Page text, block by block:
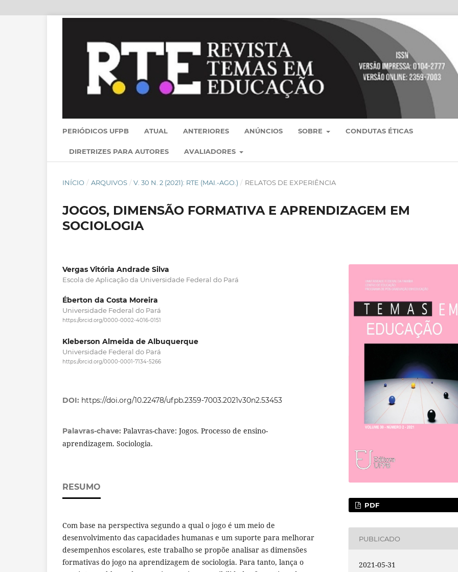
PERIÓDICOS UFPB ATUAL ANTERIORES ANÚNCIOS SOBRE CONDUTAS ÉTICAS
DIRETRIZES PARA AUTORES AVALIADORES
INÍCIO / ARQUIVOS / V. 30 N. 2 (2021): RTE (MAI.-AGO.) / RELATOS DE EXPERIÊNCIA
JOGOS, DIMENSÃO FORMATIVA E APRENDIZAGEM EM
SOCIOLOGIA
Vergas Vitória Andrade Silva
Escola de Aplicação da Universidade Federal do Pará
Éberton da Costa Moreira
Universidade Federal do Pará
https://orcid.org/0000-0002-4016-0151
Kleberson Almeida de Albuquerque
Universidade Federal do Pará
https://orcid.org/0000-0001-7134-5266
DOI: https://doi.org/10.22478/ufpb.2359-7003.2021v30n2.53453
Palavras-chave: Palavras-chave: Jogos. Processo de ensino-
aprendizagem. Sociologia.
RESUMO
Com base na perspectiva segundo a qual o jogo é um meio de
desenvolvimento das capacidades humanas e um suporte para melhorar
desempenhos escolares, este trabalho se propõe analisar as dimensões
formativas do jogo na aprendizagem de sociologia. Para tanto, lança o
PDF
PUBLICADO
2021-05-31